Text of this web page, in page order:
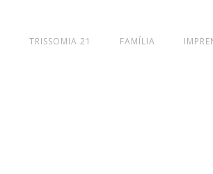
TRISSOMIA 21 FAMÍLIA